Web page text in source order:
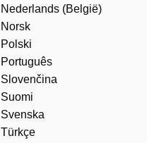
Nederlands (België)
Norsk
Polski
Português
Slovenčina
Suomi
Svenska
Türkçe